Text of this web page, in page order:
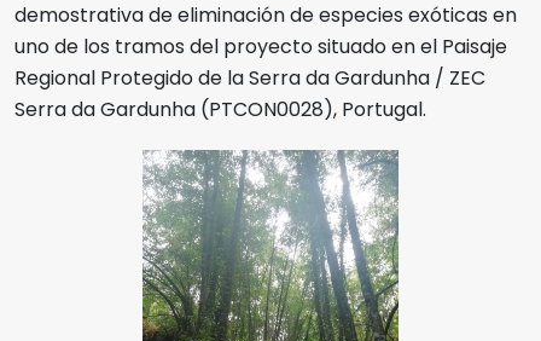
demostrativa de eliminación de especies exóticas en
uno de los tramos del proyecto situado en el Paisaje
Regional Protegido de la Serra da Gardunha / ZEC
Serra da Gardunha (PTCON0028), Portugal.